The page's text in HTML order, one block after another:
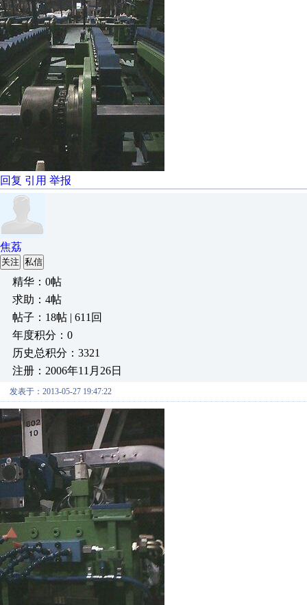
回复 引用 举报
焦荔
关注 私信
精华：0帖
求助：4帖
帖子：18帖 | 611回
年度积分：0
历史总积分：3321
注册：2006年11月26日
发表于：2013-05-27 19:47:22